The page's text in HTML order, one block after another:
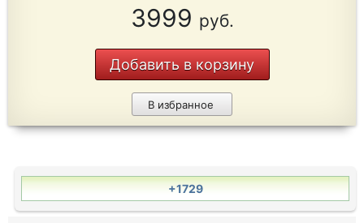
3999 руб.
Добавить в корзину
В избранное
+1729